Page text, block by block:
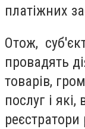
платіжних
Отож,
провадять
товарів,
послуг і